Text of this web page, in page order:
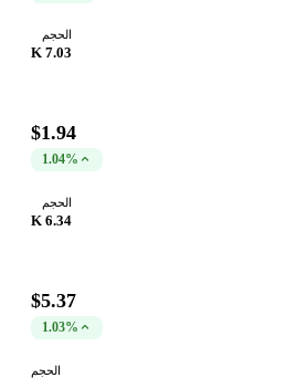
الحجم
7.03 K
$1.94
1.04%
الحجم
6.34 K
$5.37
1.03%
الحجم